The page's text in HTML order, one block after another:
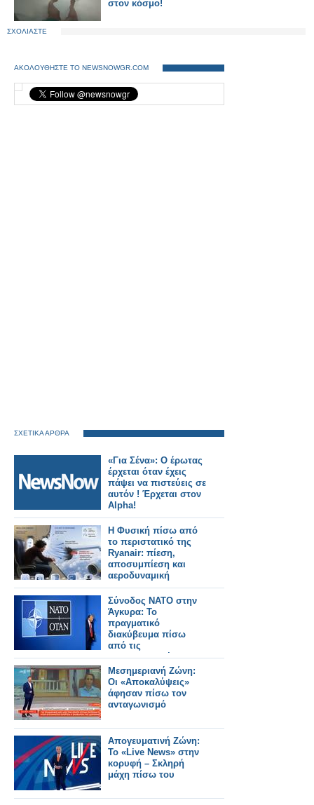
στον κόσμο!
ΣΧΟΛΙΑΣΤΕ
ΑΚΟΛΟΥΘΗΣΤΕ ΤΟ NEWSNOWGR.COM
ΣΧΕΤΙΚΑ ΑΡΘΡΑ
«Για Σένα»: Ο έρωτας
έρχεται όταν έχεις
πάψει να πιστεύεις σε
αυτόν ! Έρχεται στον
Alpha!
Η Φυσική πίσω από
το περιστατικό της
Ryanair: πίεση,
αποσυμπίεση και
αεροδυναμική
Σύνοδος ΝΑΤΟ στην
Άγκυρα: Το
πραγματικό
διακύβευμα πίσω
από τις
επικοινωνιακές
κορώνες και ο ρόλος
της Ελλάδας
Μεσημεριανή Ζώνη:
Οι «Αποκαλύψεις»
άφησαν πίσω τον
ανταγωνισμό
Απογευματινή Ζώνη:
Το «Live News» στην
κορυφή – Σκληρή
μάχη πίσω του